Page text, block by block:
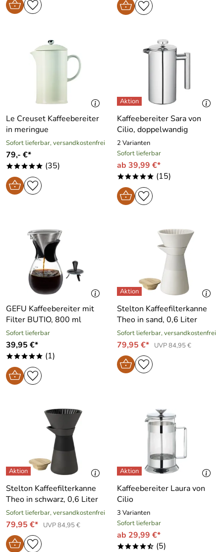
Le Creuset Kaffeebereiter
in meringue
Sofort lieferbar, versandkostenfrei
79,- €*
***** (35)
Kaffeebereiter Sara von
Cilio, doppelwandig
2 Varianten
Sofort lieferbar
ab 39,99 €*
***** (15)
GEFU Kaffeebereiter mit
Filter BUTIO, 800 ml
Sofort lieferbar
39,95 €*
***** (1)
Stelton Kaffeefilterkanne
Theo in sand, 0,6 Liter
Sofort lieferbar, versandkostenfrei
79,95 €* UVP 84,95 €
Stelton Kaffeefilterkanne
Theo in schwarz, 0,6 Liter
Sofort lieferbar, versandkostenfrei
79,95 €* UVP 84,95 €
Kaffeebereiter Laura von
Cilio
3 Varianten
Sofort lieferbar
ab 29,99 €*
****/ (5)